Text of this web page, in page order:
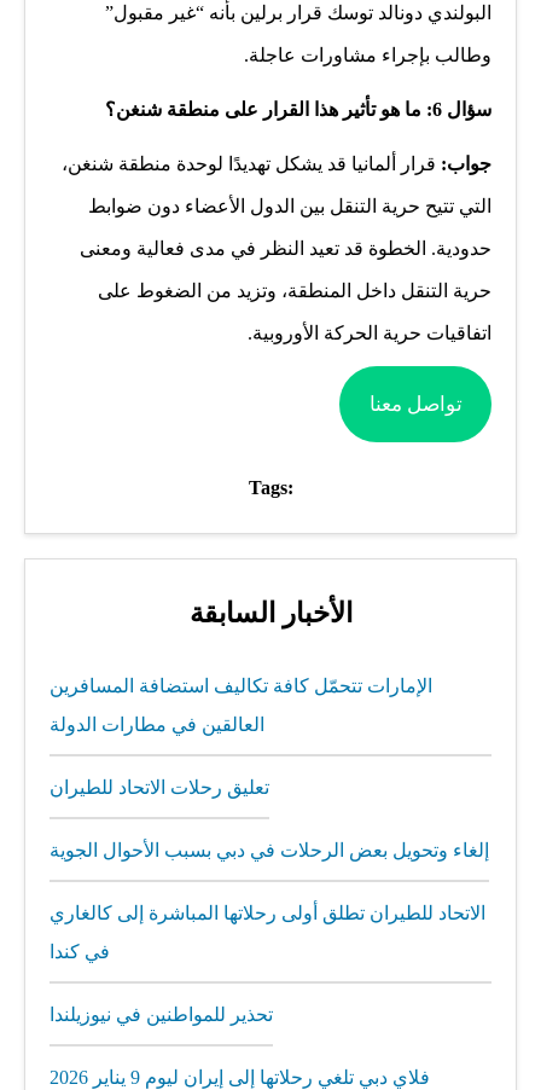
البولندي دونالد توسك قرار برلين بأنه “غير مقبول”
وطالب بإجراء مشاورات عاجلة.
سؤال 6: ما هو تأثير هذا القرار على منطقة شنغن؟
جواب: قرار ألمانيا قد يشكل تهديدًا لوحدة منطقة شنغن،
التي تتيح حرية التنقل بين الدول الأعضاء دون ضوابط
حدودية. الخطوة قد تعيد النظر في مدى فعالية ومعنى
حرية التنقل داخل المنطقة، وتزيد من الضغوط على
اتفاقيات حرية الحركة الأوروبية.
تواصل معنا
Tags:
الأخبار السابقة
الإمارات تتحمّل كافة تكاليف استضافة المسافرين
العالقين في مطارات الدولة
تعليق رحلات الاتحاد للطيران
إلغاء وتحويل بعض الرحلات في دبي بسبب الأحوال الجوية
الاتحاد للطيران تطلق أولى رحلاتها المباشرة إلى كالغاري
في كندا
تحذير للمواطنين في نيوزيلندا
فلاي دبي تلغي رحلاتها إلى إيران ليوم 9 يناير 2026